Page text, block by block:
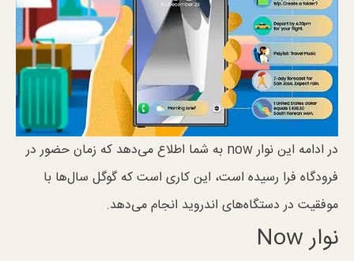
در ادامه این نوار now به شما اطلاع می‌دهد که زمان حضور در
فرودگاه فرا رسیده است، این کاری است که گوگل سال‌ها با
موفقیت در دستگاه‌های اندروید انجام می‌دهد.
نوار Now